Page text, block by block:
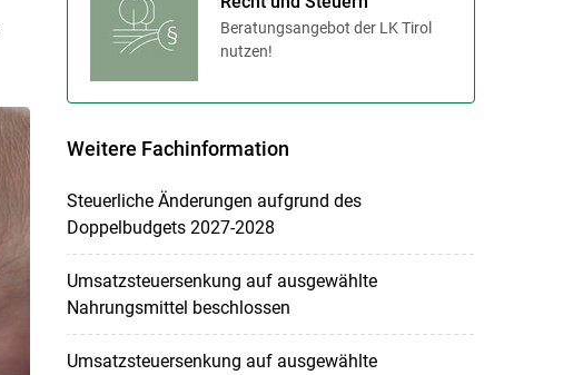
Beratungsangebot der LK Tirol
nutzen!
Weitere Fachinformation
Steuerliche Änderungen aufgrund des
Doppelbudgets 2027-2028
Umsatzsteuersenkung auf ausgewählte
Nahrungsmittel beschlossen
Umsatzsteuersenkung auf ausgewählte